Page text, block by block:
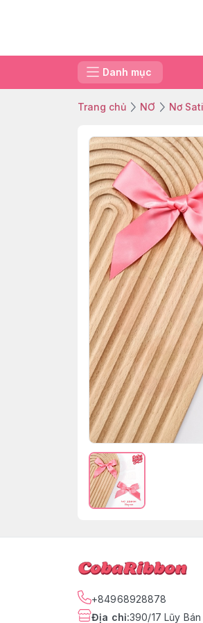
Danh mục
Trang chủ NƠ Nơ
+84968928878
Địa chỉ:390/17 Lũy